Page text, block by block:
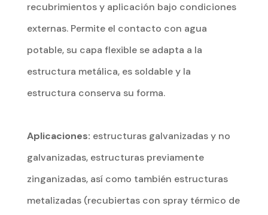
recubrimientos y aplicación bajo condiciones
externas. Permite el contacto con agua
potable, su capa flexible se adapta a la
estructura metálica, es soldable y la
estructura conserva su forma.
Aplicaciones: estructuras galvanizadas y no
galvanizadas, estructuras previamente
zinganizadas, así como también estructuras
metalizadas (recubiertas con spray térmico de